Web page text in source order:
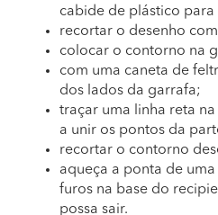
cabide de plástico
recortar o desenho
colocar o contorno na
com uma caneta de
dos lados da garrafa;
traçar uma linha reta
a unir os pontos da
recortar o contorno
aqueça a ponta de
furos na base do
possa sair.